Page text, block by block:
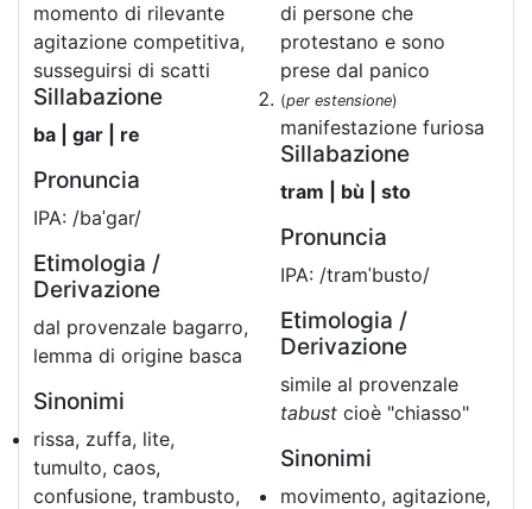
momento di rilevante
agitazione competitiva,
susseguirsi di scatti
Sillabazione
ba | gar | re
Pronuncia
IPA: /baˈgar/
Etimologia /
Derivazione
dal provenzale bagarro,
lemma di origine basca
Sinonimi
rissa, zuffa, lite,
tumulto, caos,
confusione, trambusto,
di persone che
protestano e sono
prese dal panico
(per estensione)
manifestazione furiosa
Sillabazione
tram | bù | sto
Pronuncia
IPA: /tramˈbusto/
Etimologia /
Derivazione
simile al provenzale
tabust cioè "chiasso"
Sinonimi
movimento, agitazione,